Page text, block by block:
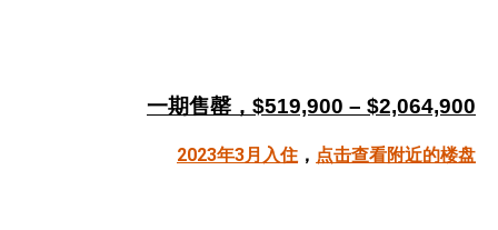
一期售罄，$519,900 – $2,064,900
2023年3月入住 ， 点击查看附近的楼盘